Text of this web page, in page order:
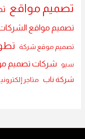
تصميم مواقع
تصميم مواقع
تصميم موقع شركة
سيو شركات تصميم
شركة ناب متاجر